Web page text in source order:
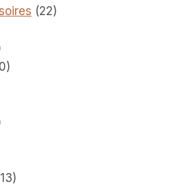
product
2222
160
1313